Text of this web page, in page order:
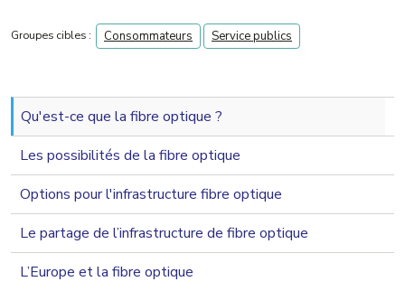
Groupes cibles : Consommateurs Service publics
navigation 2nd level
Qu'est-ce que la fibre optique ?
Les possibilités de la fibre optique
Options pour l'infrastructure fibre optique
Le partage de l’infrastructure de fibre optique
L’Europe et la fibre optique